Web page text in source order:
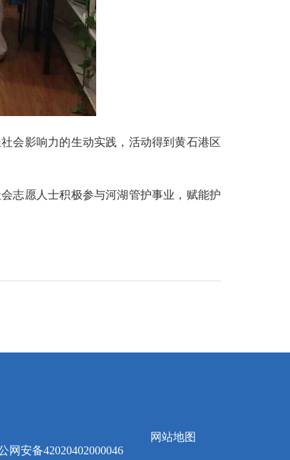
会影响力的生动实践，活动得到黄石港区
志愿人士积极参与河湖管护事业，赋能护
网站地图
网安备42020402000046